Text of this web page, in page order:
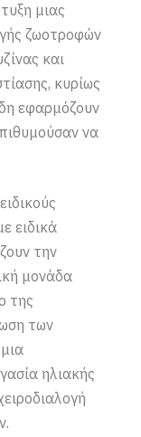
μιας
ζωοτροφών
και
κυρίως
εφαρμόζουν
να
ειδικά
την
μονάδα
της
των
ηλιακής